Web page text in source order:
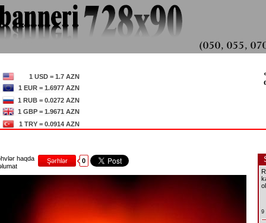
1 USD = 1.7 AZN
1 EUR = 1.6977 AZN
1 RUB = 0.0272 AZN
1 GBP = 1.9671 AZN
1 TRY = 0.0914 AZN
haqda
Şərhlər 0
9